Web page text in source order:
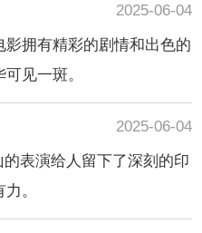
2025-06-04
拥有精彩的剧情和出色的
见一斑。
2025-06-04
表演给人留下了深刻的印
。